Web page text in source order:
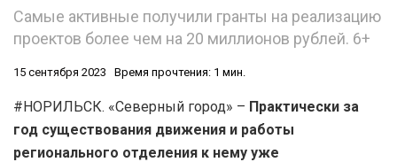
Самые активные получили гранты на реализацию
проектов более чем на 20 миллионов рублей. 6+
15 сентября 2023 Время прочтения: 1 мин.
#НОРИЛЬСК. «Северный город» – Практически за
год существования движения и работы
регионального отделения к нему уже